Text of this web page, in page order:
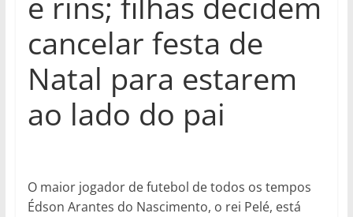
cancelar festa de
Natal para estarem
ao lado do pai
O maior jogador de futebol de todos os tempos
Édson Arantes do Nascimento, o rei Pelé, está